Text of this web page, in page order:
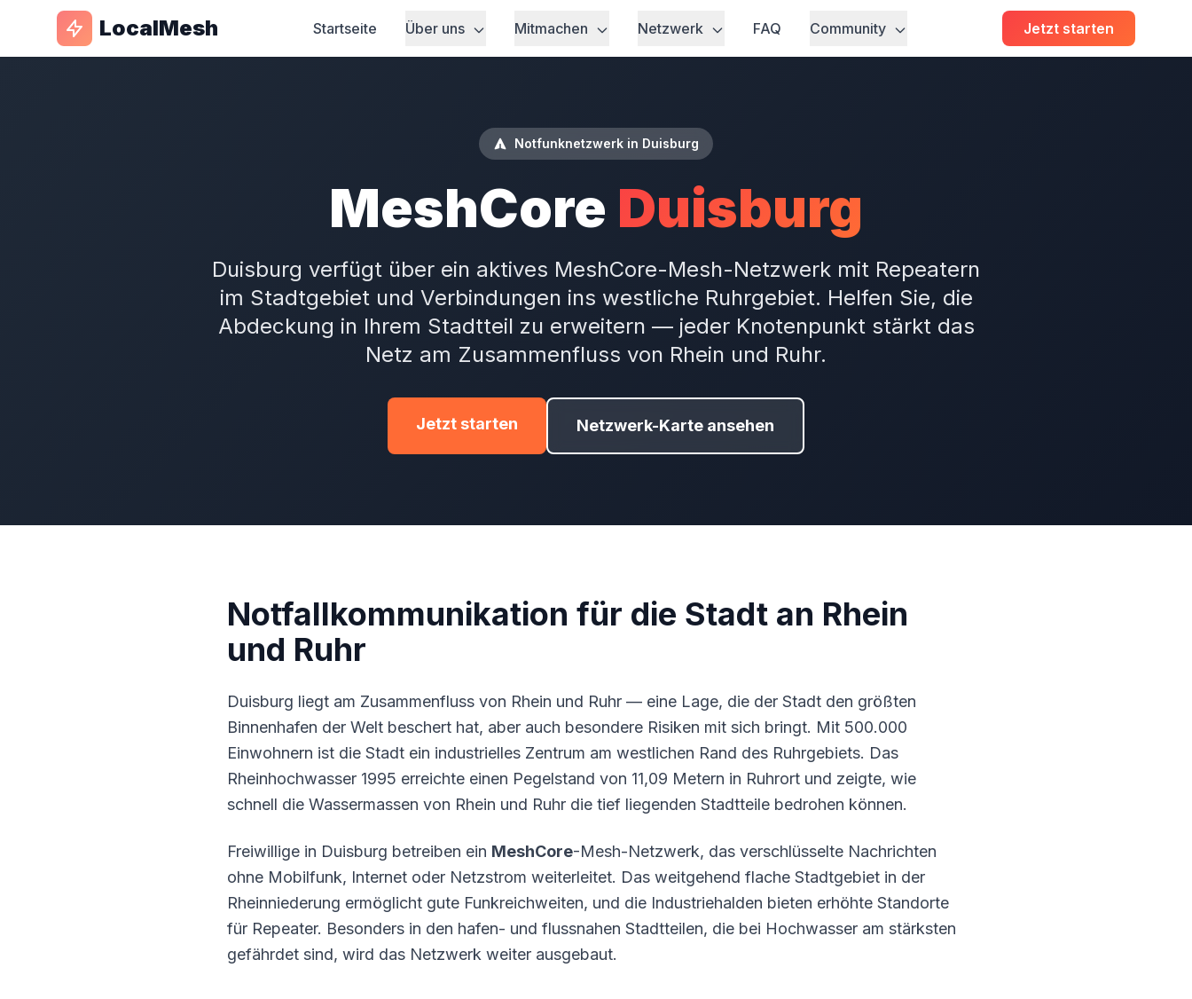
LocalMesh Startseite Über uns Mitmachen Netzwerk FAQ Community Jetzt starten
Notfunknetzwerk in Duisburg
MeshCore Duisburg
Duisburg verfügt über ein aktives MeshCore-Mesh-Netzwerk mit Repeatern
im Stadtgebiet und Verbindungen ins westliche Ruhrgebiet. Helfen Sie, die
Abdeckung in Ihrem Stadtteil zu erweitern — jeder Knotenpunkt stärkt das
Netz am Zusammenfluss von Rhein und Ruhr.
Jetzt starten Netzwerk-Karte ansehen
Notfallkommunikation für die Stadt an Rhein
und Ruhr
Duisburg liegt am Zusammenfluss von Rhein und Ruhr — eine Lage, die der Stadt den größten
Binnenhafen der Welt beschert hat, aber auch besondere Risiken mit sich bringt. Mit 500.000
Einwohnern ist die Stadt ein industrielles Zentrum am westlichen Rand des Ruhrgebiets. Das
Rheinhochwasser 1995 erreichte einen Pegelstand von 11,09 Metern in Ruhrort und zeigte, wie
schnell die Wassermassen von Rhein und Ruhr die tief liegenden Stadtteile bedrohen können.
Freiwillige in Duisburg betreiben ein MeshCore-Mesh-Netzwerk, das verschlüsselte Nachrichten
ohne Mobilfunk, Internet oder Netzstrom weiterleitet. Das weitgehend flache Stadtgebiet in der
Rheinniederung ermöglicht gute Funkreichweiten, und die Industriehalden bieten erhöhte Standorte
für Repeater. Besonders in den hafen- und flussnahen Stadtteilen, die bei Hochwasser am stärksten
gefährdet sind, wird das Netzwerk weiter ausgebaut.